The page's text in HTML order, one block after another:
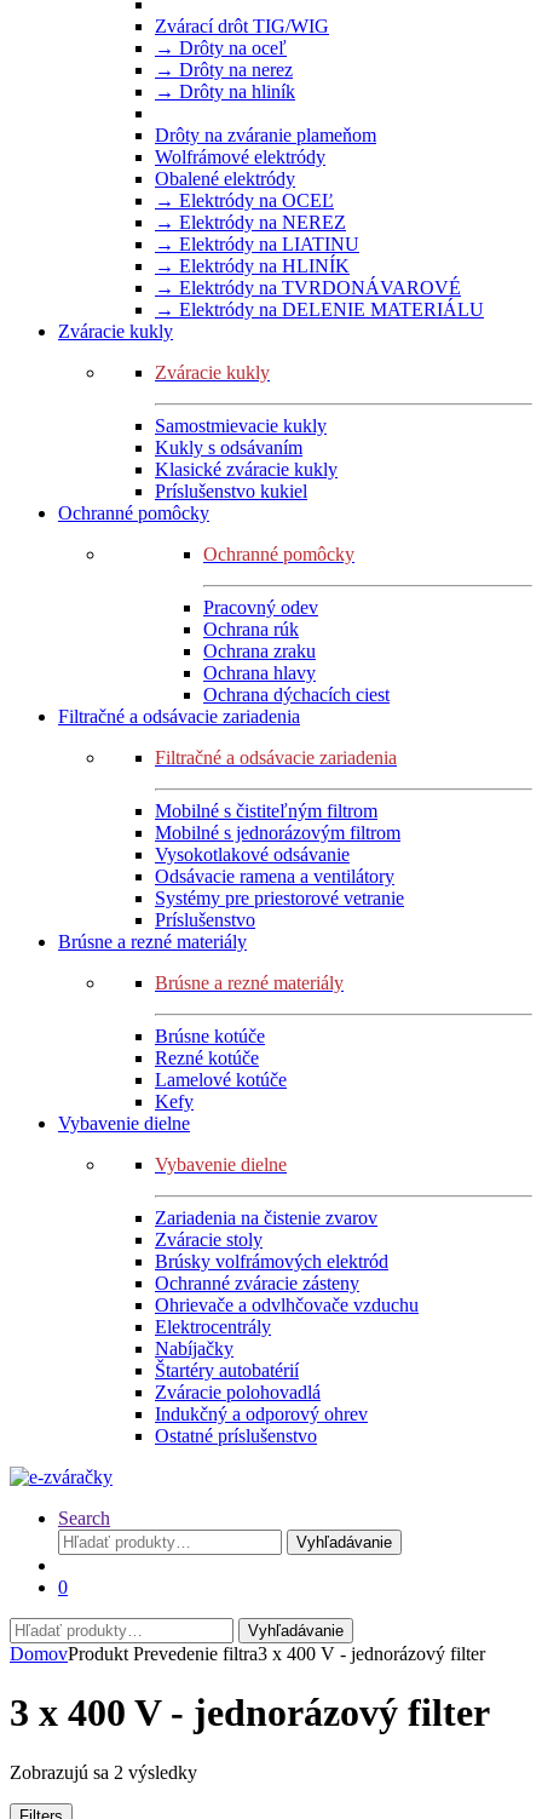
Zvárací drôt TIG/WIG
→ Drôty na oceľ
→ Drôty na nerez
→ Drôty na hliník
Drôty na zváranie plameňom
Wolfrámové elektródy
Obalené elektródy
→ Elektródy na OCEĽ
→ Elektródy na NEREZ
→ Elektródy na LIATINU
→ Elektródy na HLINÍK
→ Elektródy na TVRDONÁVAROVÉ
→ Elektródy na DELENIE MATERIÁLU
Zváracie kukly
Zváracie kukly
Samostmievacie kukly
Kukly s odsávaním
Klasické zváracie kukly
Príslušenstvo kukiel
Ochranné pomôcky
Ochranné pomôcky
Pracovný odev
Ochrana rúk
Ochrana zraku
Ochrana hlavy
Ochrana dýchacích ciest
Filtračné a odsávacie zariadenia
Filtračné a odsávacie zariadenia
Mobilné s čistiteľným filtrom
Mobilné s jednorázovým filtrom
Vysokotlakové odsávanie
Odsávacie ramena a ventilátory
Systémy pre priestorové vetranie
Príslušenstvo
Brúsne a rezné materiály
Brúsne a rezné materiály
Brúsne kotúče
Rezné kotúče
Lamelové kotúče
Kefy
Vybavenie dielne
Vybavenie dielne
Zariadenia na čistenie zvarov
Zváracie stoly
Brúsky volfrámových elektród
Ochranné zváracie zásteny
Ohrievače a odvlhčovače vzduchu
Elektrocentrály
Nabíjačky
Štartéry autobatérií
Zváracie polohovadlá
Indukčný a odporový ohrev
Ostatné príslušenstvo
Search
Hľadať:
Vyhľadávanie
0
Hľadať:
Vyhľadávanie
DomovProdukt Prevedenie filtra3 x 400 V - jednorázový filter
3 x 400 V - jednorázový filter
Zobrazujú sa 2 výsledkyZoradené